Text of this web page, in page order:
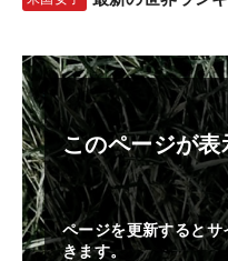
このページが
ページを更新すると
きます。